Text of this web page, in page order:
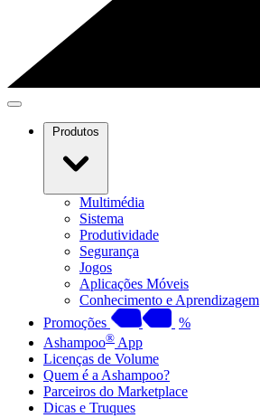
Produtos
Multimédia
Sistema
Produtividade
Segurança
Jogos
Aplicações Móveis
Conhecimento e Aprendizagem
Promoções
%
Ashampoo® App
Licenças de Volume
Quem é a Ashampoo?
Parceiros do Marketplace
Dicas e Truques